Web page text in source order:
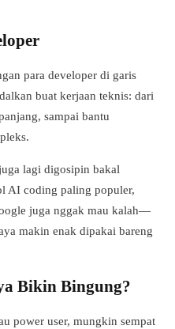
para developer di garis
buat kerjaan teknis: dari
sampai bantu
lagi digosipin bakal
AI coding paling populer,
juga nggak mau kalah—
makin enak dipakai bareng
Bikin Bingung?
power user, mungkin sempat